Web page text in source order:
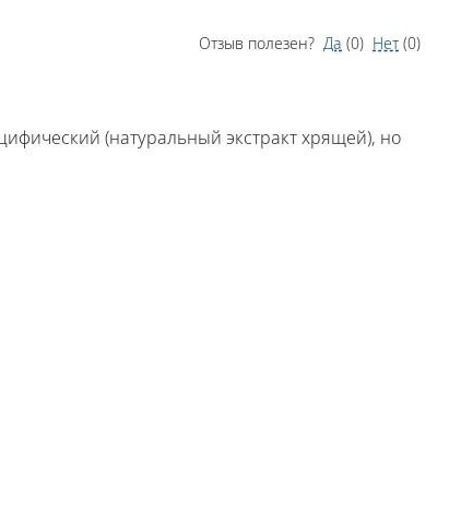
Отзыв полезен? Да (0) Нет (0)
(натуральный экстракт хрящей), но